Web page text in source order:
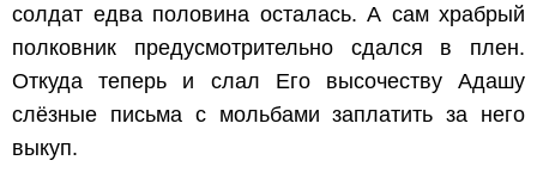
солдат едва половина осталась. А сам храбрый
полковник предусмотрительно сдался в плен.
Откуда теперь и слал Его высочеству Адашу
слёзные письма с мольбами заплатить за него
выкуп.